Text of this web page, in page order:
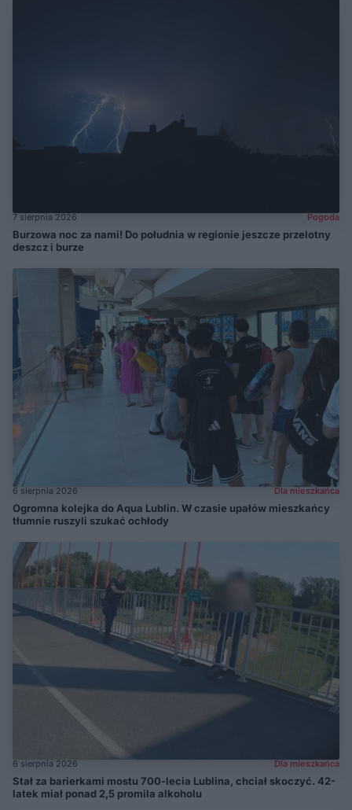
7 sierpnia 2026 Pogoda
Burzowa noc za nami! Do południa w regionie jeszcze przelotny
deszcz i burze
6 sierpnia 2026 Dla mieszkańca
Ogromna kolejka do Aqua Lublin. W czasie upałów mieszkańcy
tłumnie ruszyli szukać ochłody
6 sierpnia 2026 Dla mieszkańca
Stał za barierkami mostu 700-lecia Lublina, chciał skoczyć. 42-
latek miał ponad 2,5 promila alkoholu